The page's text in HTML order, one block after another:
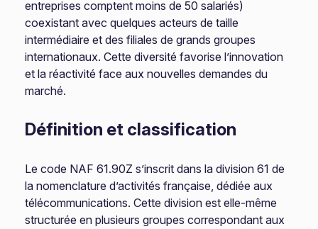
entreprises comptent moins de 50 salariés)
coexistant avec quelques acteurs de taille
intermédiaire et des filiales de grands groupes
internationaux. Cette diversité favorise l’innovation
et la réactivité face aux nouvelles demandes du
marché.
Définition et classification
Le code NAF 61.90Z s’inscrit dans la division 61 de
la nomenclature d’activités française, dédiée aux
télécommunications. Cette division est elle-même
structurée en plusieurs groupes correspondant aux